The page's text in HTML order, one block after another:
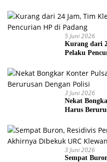
5 Juni 2026
Kurang dari
Pelaku
3 Juni 2026
Nekat
Harus
3 Juni 2026
Sempat